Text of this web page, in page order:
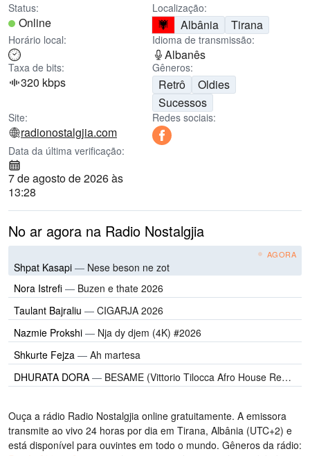
Status:
Online
Localização:
Albânia Tirana
Horário local: Idioma de transmissão:
Albanês
Taxa de bits:
320 kbps
Gêneros:
Retrô
Oldies
Sucessos
Site:
radionostalgjia.com
Redes sociais:
Data da última verificação:
7 de agosto de 2026 às
13:28
No ar agora na Radio Nostalgjia
AGORA
Shpat Kasapi — Nese beson ne zot
Nora Istrefi — Buzen e thate 2026
Taulant Bajraliu — CIGARJA 2026
Nazmie Prokshi — Nja dy djem (4K) #2026
Shkurte Fejza — Ah martesa
DHURATA DORA — BESAME (Vittorio Tilocca Afro House Remix)
Ouça a rádio Radio Nostalgjia online gratuitamente. A emissora
transmite ao vivo 24 horas por dia em Tirana, Albânia (UTC+2) e
está disponível para ouvintes em todo o mundo. Gêneros da rádio: